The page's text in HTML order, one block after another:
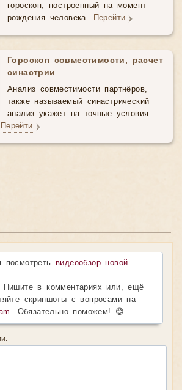
гороскоп, построенный на момент
рождения человека.
Перейти
Гороскоп совместимости, расчет
синастрии
Анализ совместимости партнёров,
также называемый синастрический
анализ укажет на точные условия
Перейти
посмотретьвидеообзор новой
Пишите в комментариях или, ещё
скриншоты с вопросами на
. Обязательно поможем! 😊